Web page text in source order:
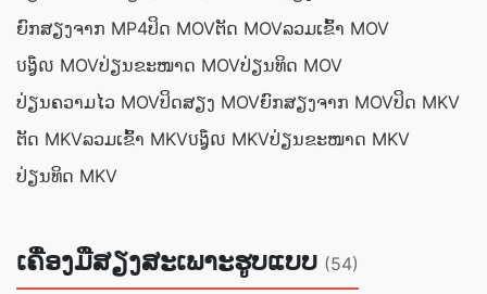
ຍົກສຽງຈາກ MP4ປິດ MOVຕັດ MOVລວມເຂົ້າ MOV
បង្វិល MOVປ່ຽນ​ຂະ​ໜາດ MOVປ່ຽນ​ທິດ MOV
ປ່ຽນ​ຄວາມ​ໄວ MOVປິດສຽງ MOVຍົກສຽງຈາກ MOVປິດ MKV
ຕັດ MKVລວມເຂົ້າ MKVបង្វិល MKVປ່ຽນ​ຂະ​ໜາດ MKV
ປ່ຽນ​ທິດ MKV
ເຄື່ອງມືສຽງສະເພາະຮູບແບບ (54)